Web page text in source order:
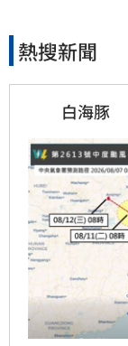
熱搜新聞
白海豚